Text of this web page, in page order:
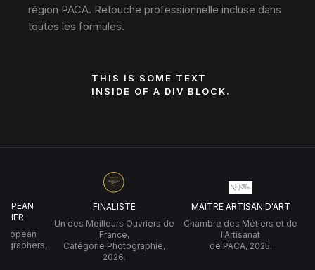
région PACA. Retouche professionnelle incluse dans
toutes les formules.
THIS IS SOME TEXT
INSIDE OF A DIV BLOCK.
MAITRE ARTISAN D'ART
Chambre des Métiers et de
l'Artisanat
de PACA, 2025.
FINALISTE
Un des Meilleurs Ouvriers de
France,
Catégorie Photographie,
2026.